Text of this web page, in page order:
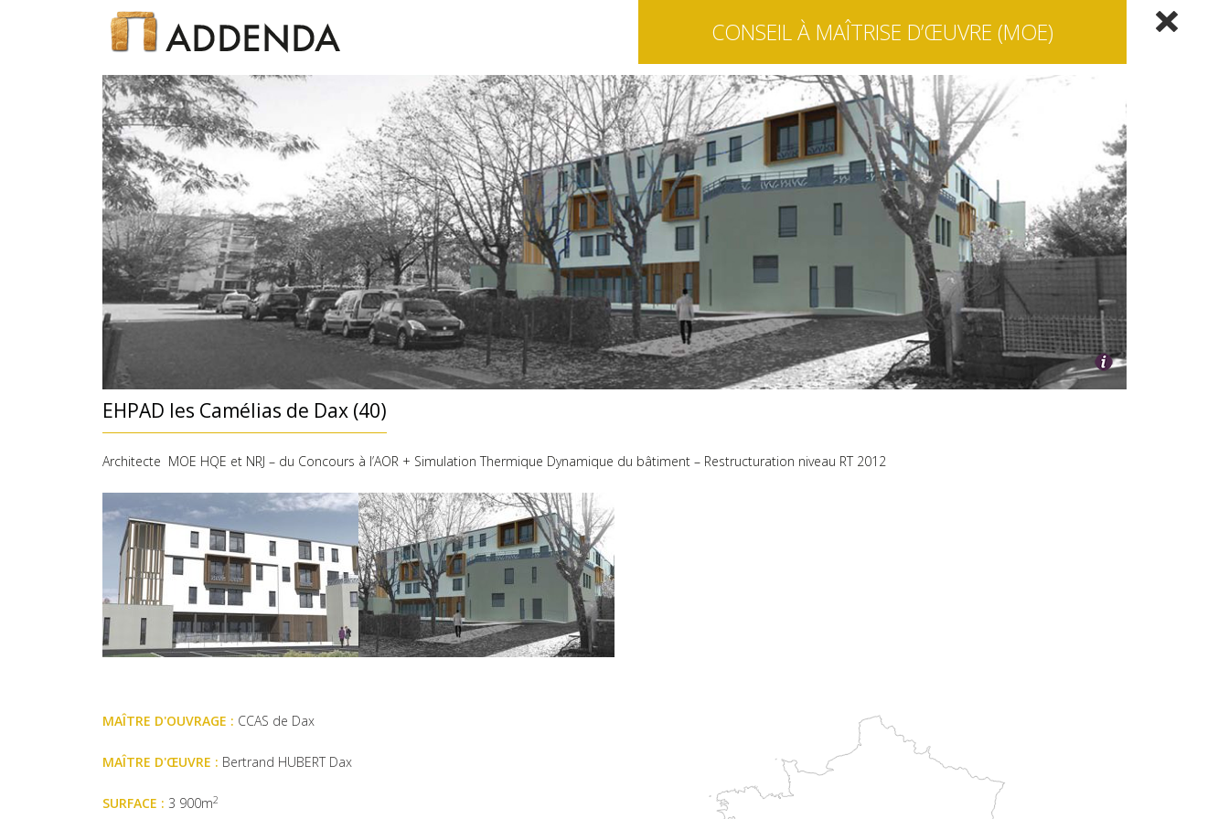
CONSEIL À MAÎTRISE D’ŒUVRE (MOE)
EHPAD les Camélias de Dax (40)
Architecte MOE HQE et NRJ – du Concours à l’AOR + Simulation Thermique Dynamique du bâtiment – Restructuration niveau RT 2012
MAÎTRE D'OUVRAGE : CCAS de Dax
MAÎTRE D'ŒUVRE : Bertrand HUBERT Dax
SURFACE : 3 900m2